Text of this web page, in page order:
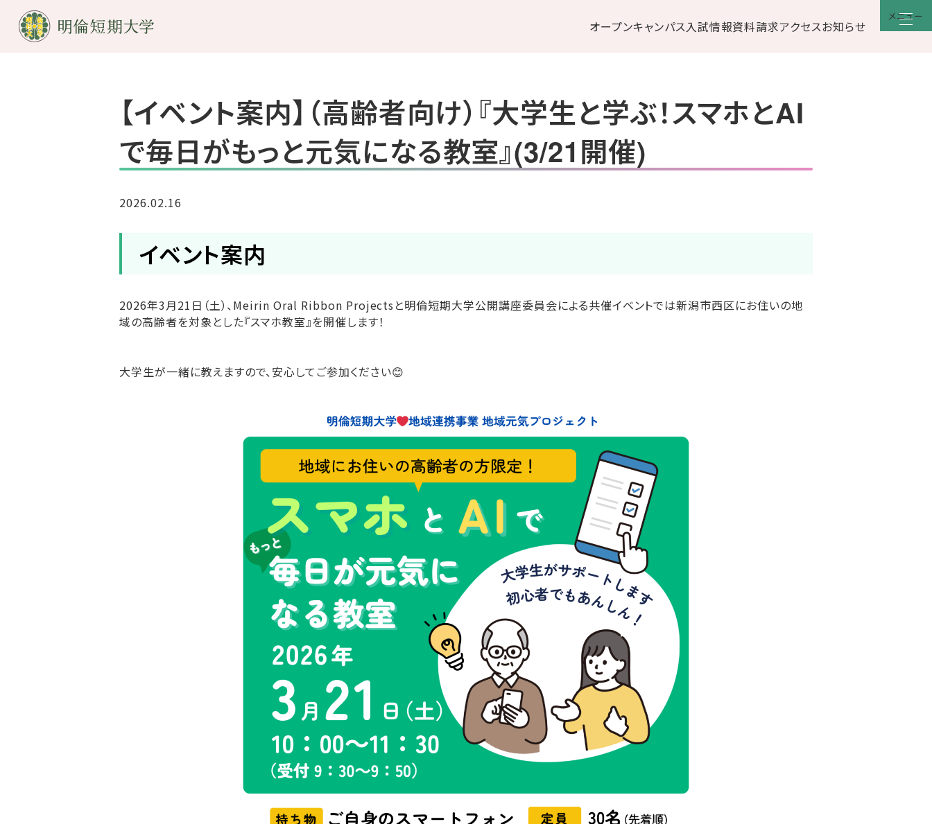
オープンキャンパス入試情報資料請求アクセスお知らせ
メニュー
【イベント案内】（高齢者向け）『大学生と学ぶ！スマホとAI
で毎日がもっと元気になる教室』(3/21開催)
2026.02.16
イベント案内
2026年3月21日（土）、Meirin Oral Ribbon Projectsと明倫短期大学公開講座委員会による共催イベントでは新潟市西区にお住いの地
域の高齢者を対象とした『スマホ教室』を開催します！
大学生が一緒に教えますので、安心してご参加ください😊